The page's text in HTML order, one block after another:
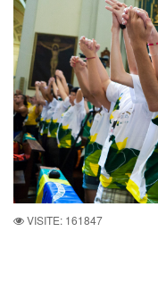
VISITE: 161847